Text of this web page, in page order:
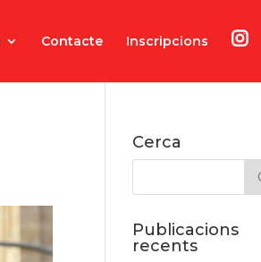
Contacte Inscripcions
Cerca
Publicacions
recents